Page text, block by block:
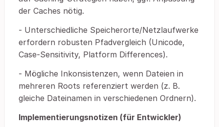
der Caches nötig.
- Unterschiedliche Speicherorte/Netzlaufwerke
erfordern robusten Pfadvergleich (Unicode,
Case-Sensitivity, Platform Differences).
- Mögliche Inkonsistenzen, wenn Dateien in
mehreren Roots referenziert werden (z. B.
gleiche Dateinamen in verschiedenen Ordnern).
Implementierungsnotizen (für Entwickler)